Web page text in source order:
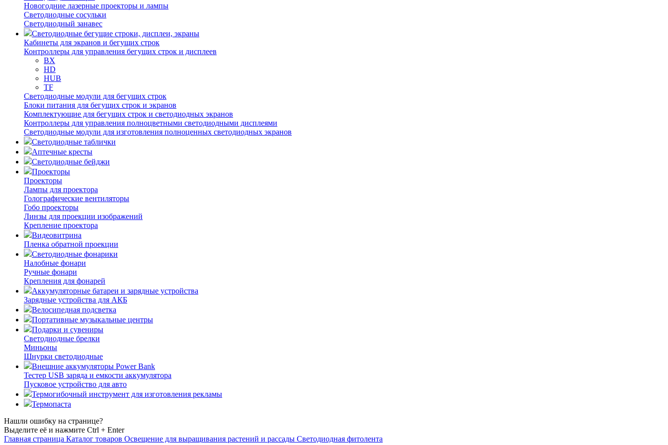
Новогодние лазерные проекторы и лампы
Светодиодные сосульки
Светодиодный занавес
Светодиодные бегущие строки, дисплеи, экраны
Кабинеты для экранов и бегущих строк
Контроллеры для управления бегущих строк и дисплеев
BX
HD
HUB
TF
Светодиодные модули для бегущих строк
Блоки питания для бегущих строк и экранов
Комплектующие для бегущих строк и светодиодных экранов
Контроллеры для управления полноцветными светодиодными дисплеями
Светодиодные модули для изготовления полноценных светодиодных экранов
Светодиодные таблички
Аптечные кресты
Светодиодные бейджи
Проекторы
Проекторы
Лампы для проектора
Голографические вентиляторы
Гобо проекторы
Линзы для проекции изображений
Крепление проектора
Видеовитрина
Пленка обратной проекции
Светодиодные фонарики
Налобные фонари
Ручные фонари
Крепления для фонарей
Аккумуляторные батареи и зарядные устройства
Зарядные устройства для АКБ
Велосипедная подсветка
Портативные музыкальные центры
Подарки и сувениры
Светодиодные брелки
Миньоны
Шнурки светодиодные
Внешние аккумуляторы Power Bank
Тестер USB заряда и емкости аккумулятора
Пусковое устройство для авто
Термогибочный инструмент для изготовления рекламы
Термопаста
Нашли ошибку на странице?
Выделите её и нажмите Ctrl + Enter
Главная страница Каталог товаров Освещение для выращивания растений и рассады Светодиодная фитолента